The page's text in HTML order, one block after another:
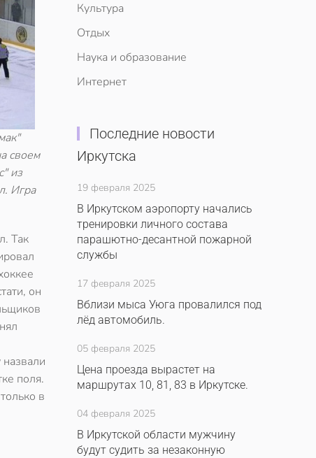
своем
из
Игра
Так
он
поля.
в
Культура
Отдых
Наука и образование
Интернет
Последние новости
Иркутска
19 февраля 2025
В Иркутском аэропорту начались
тренировки личного состава
парашютно-десантной пожарной
службы
17 февраля 2025
Вблизи мыса Уюга провалился под
лёд автомобиль.
05 февраля 2025
Цена проезда вырастет на
маршрутах 10, 81, 83 в Иркутске.
04 февраля 2025
В Иркутской области мужчину
будут судить за незаконную